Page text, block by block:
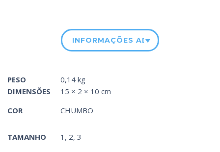
INFORMAÇÕES ADICIONAIS
PESO
0,14 kg
DIMENSÕES
15 × 2 × 10 cm
COR
CHUMBO
TAMANHO 1, 2, 3